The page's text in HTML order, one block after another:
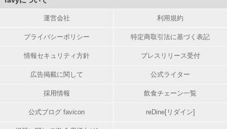
運営会社 利用規約
プライバシーポリシー 特定商取引法に基づく表記
情報セキュリティ方針 プレスリリース受付
広告掲載に関して 公式ライター
採用情報 飲食チェーン一覧
公式ブログ favicon reDine[リダイン]